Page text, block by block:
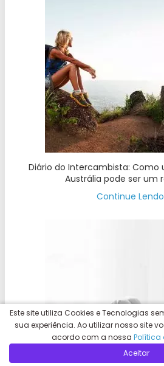
Diário do Intercambista:
Austrália pode ser um
Continue Lendo
Este site utiliza Cookies e Tecnologias
sua experiência. Ao utilizar nosso site
acordo com a nossa Política
Aceitar